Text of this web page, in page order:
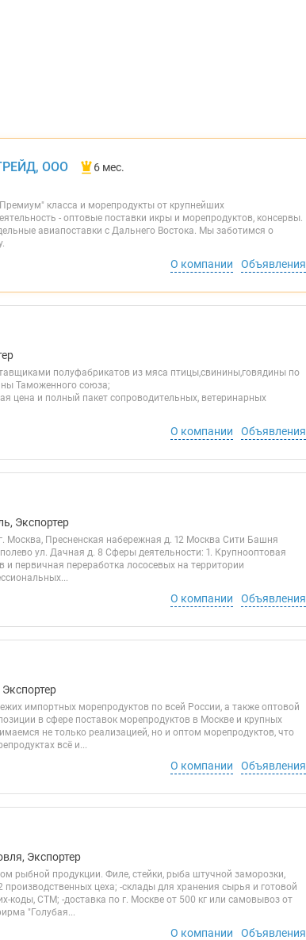
ООО
6 мес.
класса и морепродукты от крупнейших
- оптовые поставки икры и морепродуктов, консервы.
авиапоставки с Дальнего Востока. Мы заботимся о
О компании Объявления
полуфабрикатов из мяса птицы,свинины,говядины по
Таможенного союза;
цена и полный пакет сопроводительных, ветеринарных
О компании Объявления
Экспортер
Пресненская набережная д. 12 Москва Сити Башня
ул. Дачная д. 8 Сферы деятельности: 1. Крупнооптовая
первичная переработка лососевых на территории
О компании Объявления
импортных морепродуктов по всей России, а также оптовой
в сфере поставок морепродуктов в Москве и крупных
не только реализацией, но и оптом морепродуктов, что
всё и...
О компании Объявления
Экспортер
рыбной продукции. Филе, стейки, рыба штучной заморозки,
цеха; -склады для хранения сырья и готовой
коды, СТМ; -доставка по г. Москве от 500 кг или самовывоз от
"Голубая...
О компании Объявления